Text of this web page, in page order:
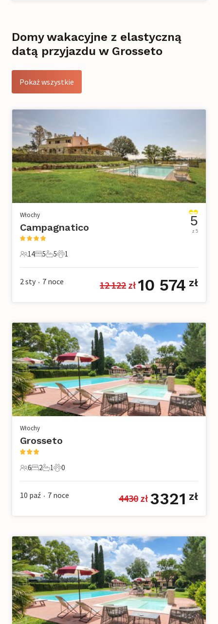
Domy wakacyjne z elastyczną
datą przyjazdu w Grosseto
Pokaż wszystkie
Włochy
Campagnatico
14 Goście
14
5 Sypialnie
5
5 Łazienki
5
1 Zwierzę domowe
1
5
z 5
2 sty • 7 noce 12 122 zł 10 574 zł
Włochy
Grosseto
6 Goście
6
2 Sypialnie
2
1 Łazienka
1
0 Zwierzęta domowe
0
10 paź • 7 noce 4430 zł 3321 zł